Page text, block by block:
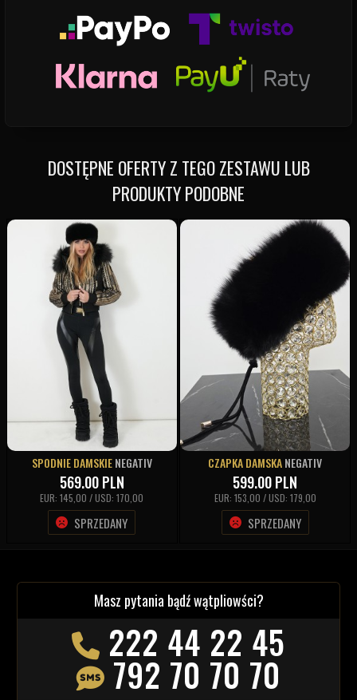
DOSTĘPNE OFERTY Z TEGO ZESTAWU LUB
PRODUKTY PODOBNE
SPODNIE DAMSKIENEGATIV
569.00PLN
EUR: 145,00 / USD: 170,00
SPRZEDANY
CZAPKA DAMSKANEGATIV
599.00PLN
EUR: 153,00 / USD: 179,00
SPRZEDANY
Masz pytania bądź wątpliowści?
222 44 22 45
792 70 70 70